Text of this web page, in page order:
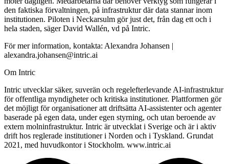
den faktiska förvaltningen, på infrastruktur där data stannar inom
institutionen. Piloten i Neckarsulm gör just det, från dag ett och i
hela staden, säger David Wallén, vd på Intric.
För mer information, kontakta: Alexandra Johansen |
alexandra.johansen@intric.ai
Om Intric
Intric utvecklar säker, suverän och regelefterlevande AI-infrastruktur
för offentliga myndigheter och kritiska institutioner. Plattformen gör
det möjligt för organisationer att driftsätta AI-assistenter och agenter
baserade på egen data, under egen styrning, och utan beroende av
extern molninfrastruktur. Intric är utvecklat i Sverige och är i aktiv
drift hos reglerade institutioner i Norden och i Tyskland. Grundat
2021, med huvudkontor i Stockholm. www.intric.ai